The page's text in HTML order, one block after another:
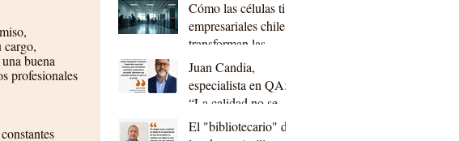
cargo,
buena
profesionales
beneficios chile
Cómo las células ti
empresariales chile
transforman las
empresas
Juan Candia,
especialista en QA:
“La calidad no se
trata solo de que el
El "bibliotecario" de